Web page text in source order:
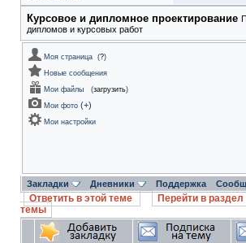
Курсовое и дипломное проектирование
дипломов и курсовых работ
Моя страница (?)
Новые сообщения
Мои файлы
(загрузить)
Мои фото (+)
Мои настройки
Закладки Дневники Поддержка
Ответить в этой теме
Перейти в раздел
темы